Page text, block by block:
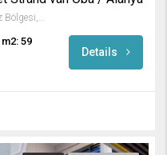
Oba Mahallesi, Alanya, Antalya, Akdeniz Bölgesi, Türkiye
m2: 59
Details